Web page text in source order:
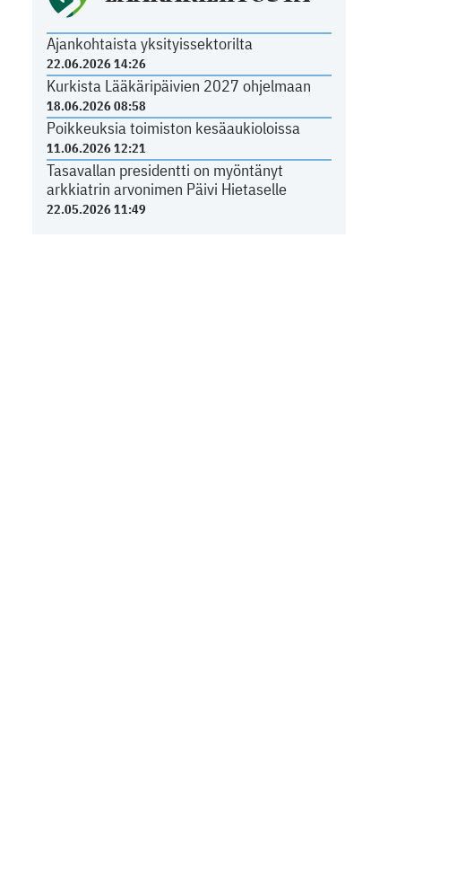
Ajankohtaista yksityissektorilta
22.06.2026 14:26
Kurkista Lääkäripäivien 2027 ohjelmaan
18.06.2026 08:58
Poikkeuksia toimiston kesäaukioloissa
11.06.2026 12:21
Tasavallan presidentti on myöntänyt
arkkiatrin arvonimen Päivi Hietaselle
22.05.2026 11:49